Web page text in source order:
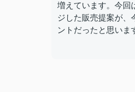
増えています。今回
ジした販売提案が、
ントだったと思いま